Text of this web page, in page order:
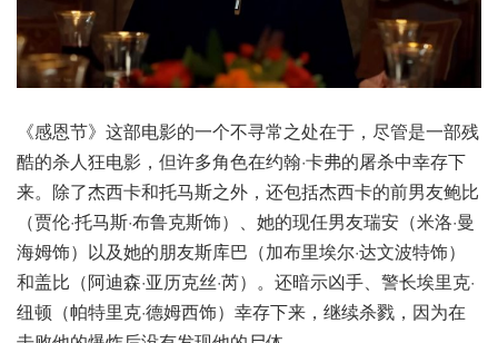
《感恩节》这部电影的一个不寻常之处在于，尽管是一部残
酷的杀人狂电影，但许多角色在约翰·卡弗的屠杀中幸存下
来。除了杰西卡和托马斯之外，还包括杰西卡的前男友鲍比
（贾伦·托马斯·布鲁克斯饰）、她的现任男友瑞安（米洛·曼
海姆饰）以及她的朋友斯库巴（加布里埃尔·达文波特饰）
和盖比（阿迪森·亚历克丝·芮）。还暗示凶手、警长埃里克·
纽顿（帕特里克·德姆西饰）幸存下来，继续杀戮，因为在